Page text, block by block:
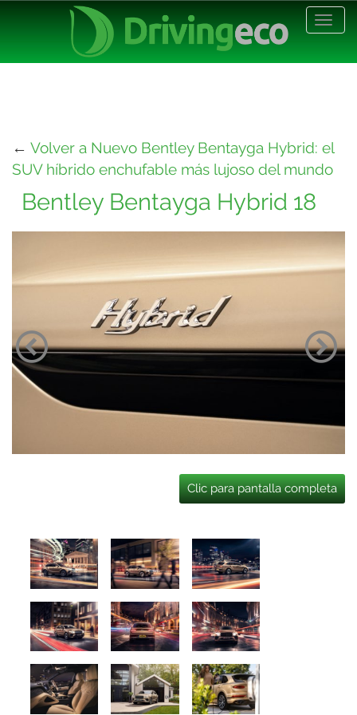
← Volver a Nuevo Bentley Bentayga Hybrid: el
SUV híbrido enchufable más lujoso del mundo
Bentley Bentayga Hybrid 18
Clic para pantalla completa